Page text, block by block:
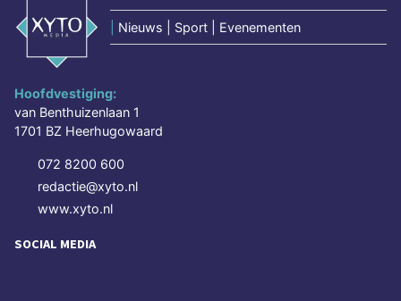
Nieuws | Sport | Evenementen
Hoofdvestiging:
van Benthuizenlaan 1
1701 BZ Heerhugowaard
072 8200 600
redactie@xyto.nl
www.xyto.nl
SOCIAL MEDIA